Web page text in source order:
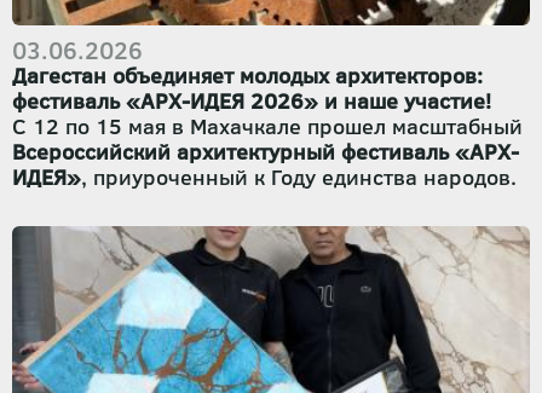
03.06.2026
Дагестан объединяет молодых архитекторов:
фестиваль «АРХ-ИДЕЯ 2026» и наше участие!
С 12 по 15 мая в Махачкале прошел масштабный
Всероссийский архитектурный фестиваль «АРХ-
ИДЕЯ», приуроченный к Году единства народов.